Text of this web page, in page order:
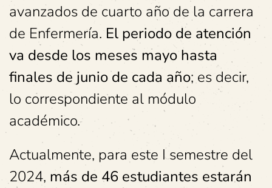
avanzados de cuarto año de la carrera
de Enfermería. El periodo de atención
va desde los meses mayo hasta
finales de junio de cada año; es decir,
lo correspondiente al módulo
académico.
Actualmente, para este I semestre del
2024, más de 46 estudiantes estarán